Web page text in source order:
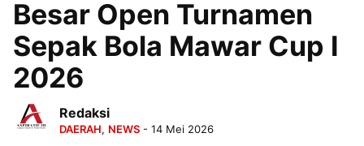
Besar Open Turnamen
Sepak Bola Mawar Cup I
2026
Redaksi
DAERAH, NEWS - 14 Mei 2026